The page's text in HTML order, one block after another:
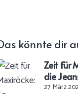
könnte dir
Zeit für
die
27. März